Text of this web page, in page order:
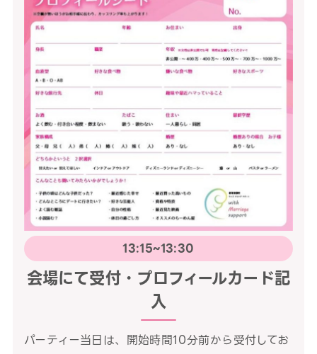
13:15~13:30
会場にて受付・プロフィールカード記
入
パーティー当日は、開始時間10分前から受付してお